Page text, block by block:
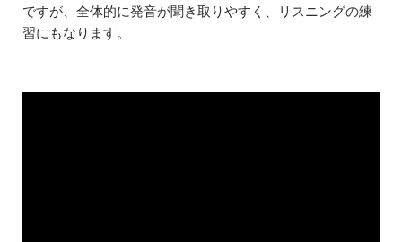
ですが、全体的に発音が聞き取りやすく、リスニングの練
習にもなります。